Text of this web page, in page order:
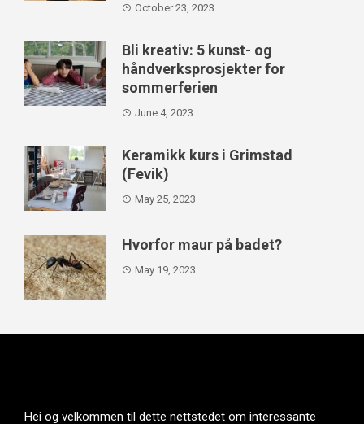
October 23, 2023
Bli kreativ: 5 kunst- og
håndverksprosjekter for
sommerferien
June 4, 2023
Keramikk kurs i Grimstad
(Fevik)
May 25, 2023
Hvorfor maur på badet?
May 19, 2023
Hei og velkommen til dette nettstedet om interessante